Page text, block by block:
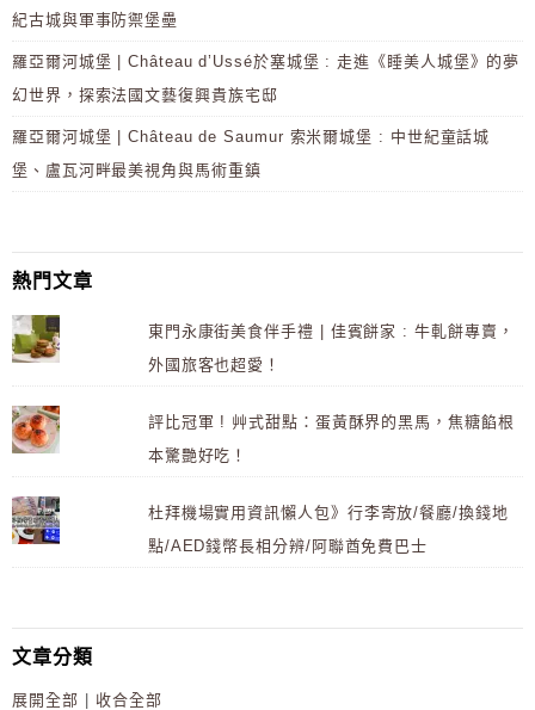
紀古城與軍事防禦堡壘
羅亞爾河城堡 | Château d’Ussé於塞城堡 : 走進《睡美人城堡》的夢
幻世界，探索法國文藝復興貴族宅邸
羅亞爾河城堡 | Château de Saumur 索米爾城堡 : 中世紀童話城
堡、盧瓦河畔最美視角與馬術重鎮
熱門文章
東門永康街美食伴手禮 | 佳賓餅家 : 牛軋餅專賣，
外國旅客也超愛！
評比冠軍 ! 艸式甜點：蛋黃酥界的黑馬，焦糖餡根
本驚艷好吃！
杜拜機場實用資訊懶人包》行李寄放/餐廳/換錢地
點/AED錢幣長相分辨/阿聯酋免費巴士
文章分類
展開全部
收合全部